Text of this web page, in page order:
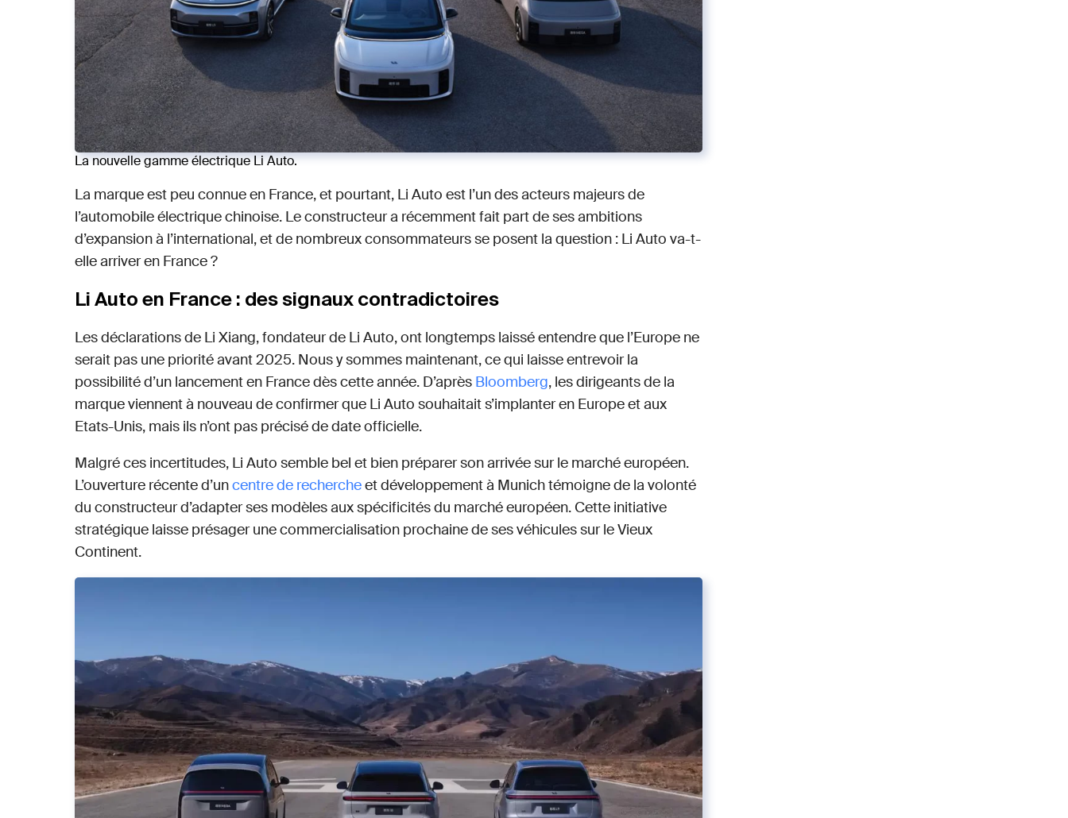
La nouvelle gamme électrique Li Auto.
La marque est peu connue en France, et pourtant, Li Auto est l’un des acteurs majeurs de
l’automobile électrique chinoise. Le constructeur a récemment fait part de ses ambitions
d’expansion à l’international, et de nombreux consommateurs se posent la question : Li Auto va-t-
elle arriver en France ?
Li Auto en France : des signaux contradictoires
Les déclarations de Li Xiang, fondateur de Li Auto, ont longtemps laissé entendre que l’Europe ne
serait pas une priorité avant 2025. Nous y sommes maintenant, ce qui laisse entrevoir la
possibilité d’un lancement en France dès cette année. D’après Bloomberg, les dirigeants de la
marque viennent à nouveau de confirmer que Li Auto souhaitait s’implanter en Europe et aux
Etats-Unis, mais ils n’ont pas précisé de date officielle.
Malgré ces incertitudes, Li Auto semble bel et bien préparer son arrivée sur le marché européen.
L’ouverture récente d’uncentre de rechercheet développement à Munich témoigne de la volonté
du constructeur d’adapter ses modèles aux spécificités du marché européen. Cette initiative
stratégique laisse présager une commercialisation prochaine de ses véhicules sur le Vieux
Continent.